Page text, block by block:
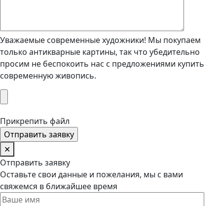
Уважаемые современные художники! Мы покупаем
только антикварные картины, так что убедительно
просим не беспокоить нас с предложениями купить
современную живопись.
Прикрепить файл
✕
Отправить заявку
Оставьте свои данные и пожелания, мы с вами
свяжемся в ближайшее время